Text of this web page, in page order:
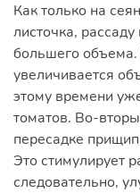
Как только на
листочка,
большего объема.
увеличивается
этому времени
томатов. Во-
пересадке
Это стимулирует
следовательно,